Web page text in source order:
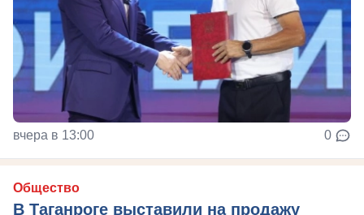
вчера в 13:00 0
Общество
В Таганроге выставили на продажу